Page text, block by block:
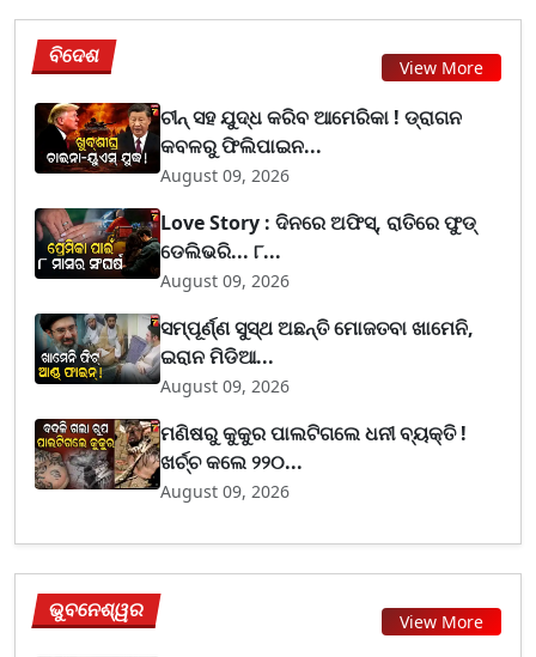
ବିଦେଶ View More
ଚୀନ୍ ସହ ଯୁଦ୍ଧ କରିବ ଆମେରିକା ! ଡ୍ରାଗନ
କବଳରୁ ଫିଲିପାଇନ...
August 09, 2026
Love Story : ଦିନରେ ଅଫିସ୍, ରାତିରେ ଫୁଡ୍
ଡେଲିଭରି... ୮...
August 09, 2026
ସମ୍ପୂର୍ଣ୍ଣ ସୁସ୍ଥ ଅଛନ୍ତି ମୋଜତବା ଖାମେନି,
ଇରାନ ମିଡିଆ...
August 09, 2026
ମଣିଷରୁ କୁକୁର ପାଲଟିଗଲେ ଧନୀ ବ୍ୟକ୍ତି !
ଖର୍ଚ୍ଚ କଲେ ୨୨୦...
August 09, 2026
ଭୁବନେଶ୍ୱର View More